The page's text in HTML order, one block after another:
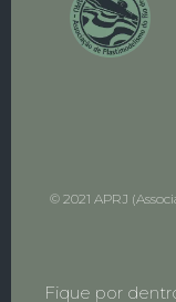
© 2021 APRJ
Fique por